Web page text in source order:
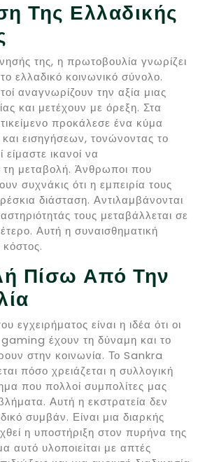
Της Ελλαδικής
της, η πρωτοβουλία γνωρίζει
ελλαδικό κοινωνικό σύνολο.
αναγνωρίζουν την αξία μιας
και μετέχουν με όρεξη. Στα
προκάλεσε ένα κύμα
εισηγήσεων, τονώνοντας το
είμαστε ικανοί να
μεταβολή. Άνθρωποι που
συχνάκις ότι η εμπειρία τους
διάσταση. Αντιλαμβάνονται
τους μεταβάλλεται σε
Αυτή η συναισθηματική
Πίσω Από Την
εγχειρήματος είναι η ιδέα ότι οι
gaming έχουν τη δύναμη και το
στην κοινωνία. Το Sankra
πόσο χρειάζεται η συλλογική
που πολλοί συμπολίτες μας
Αυτή η εκστρατεία δεν
συμβάν. Είναι μια διαρκής
η υποστήριξη στον πυρήνα της
αυτό υλοποιείται με απτές